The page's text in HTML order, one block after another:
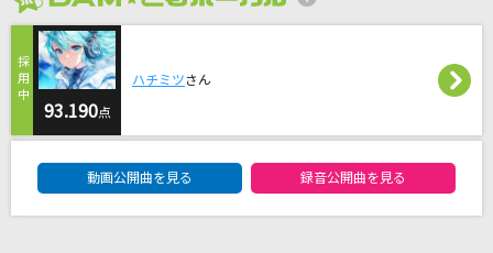
三山ひろし
ほんまやで☆なんでやねん☆しらんけど
スパークル [original ver.]
RADWIMPS
93.190点
ハチミツさん
動画公開曲を見る 録音公開曲を見る